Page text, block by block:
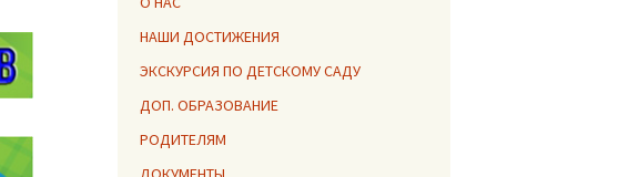
НАШИ ДОСТИЖЕНИЯ
ЭКСКУРСИЯ ПО ДЕТСКОМУ САДУ
ДОП. ОБРАЗОВАНИЕ
РОДИТЕЛЯМ